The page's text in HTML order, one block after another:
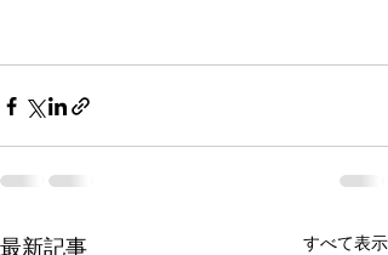
最新記事 すべて表示